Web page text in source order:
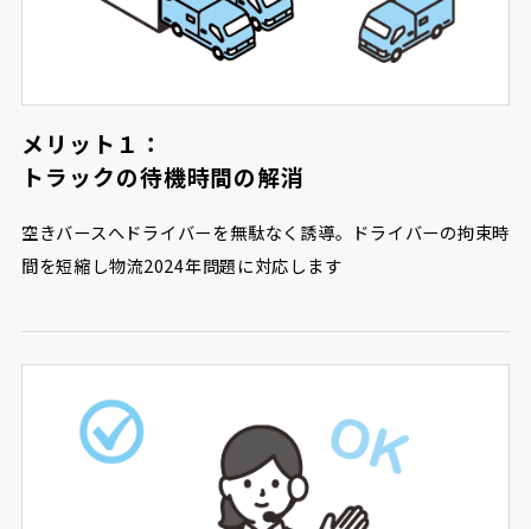
メリット１：
トラックの待機時間の解消
空きバースへドライバーを無駄なく誘導。ドライバーの拘束時
間を短縮し物流2024年問題に対応します